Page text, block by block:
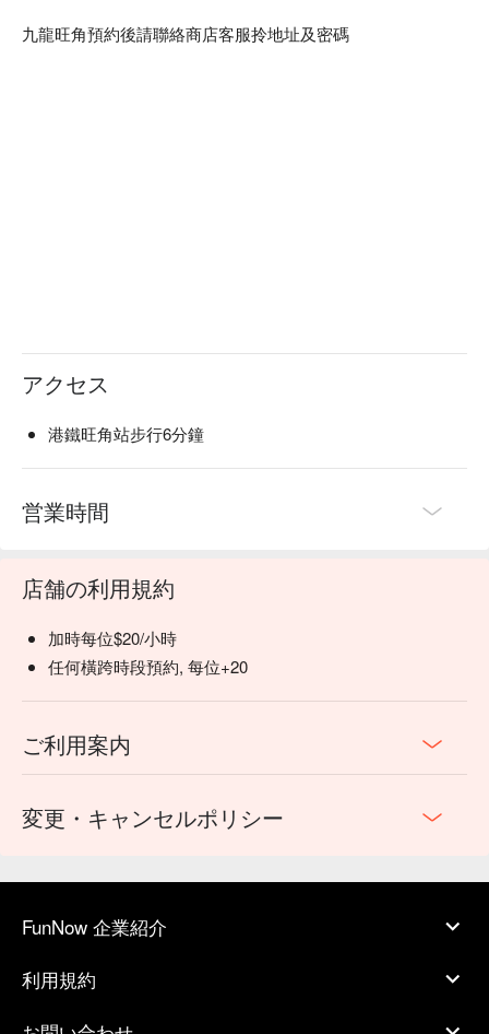
九龍旺角預約後請聯絡商店客服拎地址及密碼
アクセス
港鐵旺角站步行6分鐘
営業時間
店舗の利用規約
加時每位$20/小時
任何橫跨時段預約, 每位+20
ご利用案内
変更・キャンセルポリシー
FunNow 企業紹介
利用規約